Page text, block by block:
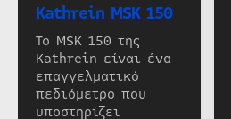
Kathrein MSK 150
Το MSK 150 της
Kathrein είναι ένα
επαγγελματικό
πεδιόμετρο που
υποστηρίζει